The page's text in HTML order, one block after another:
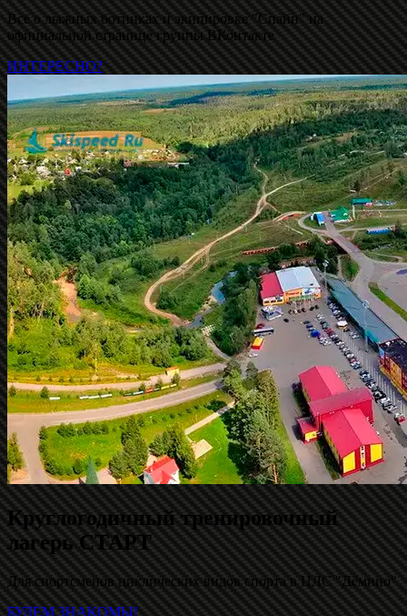
Всё о лыжных ботинках и экипировке "Спайн" на
официальной странице группы ВКонтакте
ИНТЕРЕСНО?
Круглогодичный тренировочный
лагерь СТАРТ
Для спортсменов циклических видов спорта в ЦЛС "Дёмино"
БУДЕМ ЗНАКОМЫ!